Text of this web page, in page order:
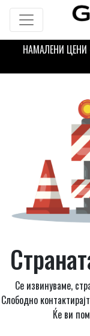
НАМАЛЕНИ ЦЕНИ -
Се извинуваме,
Слободно
Ќе ви